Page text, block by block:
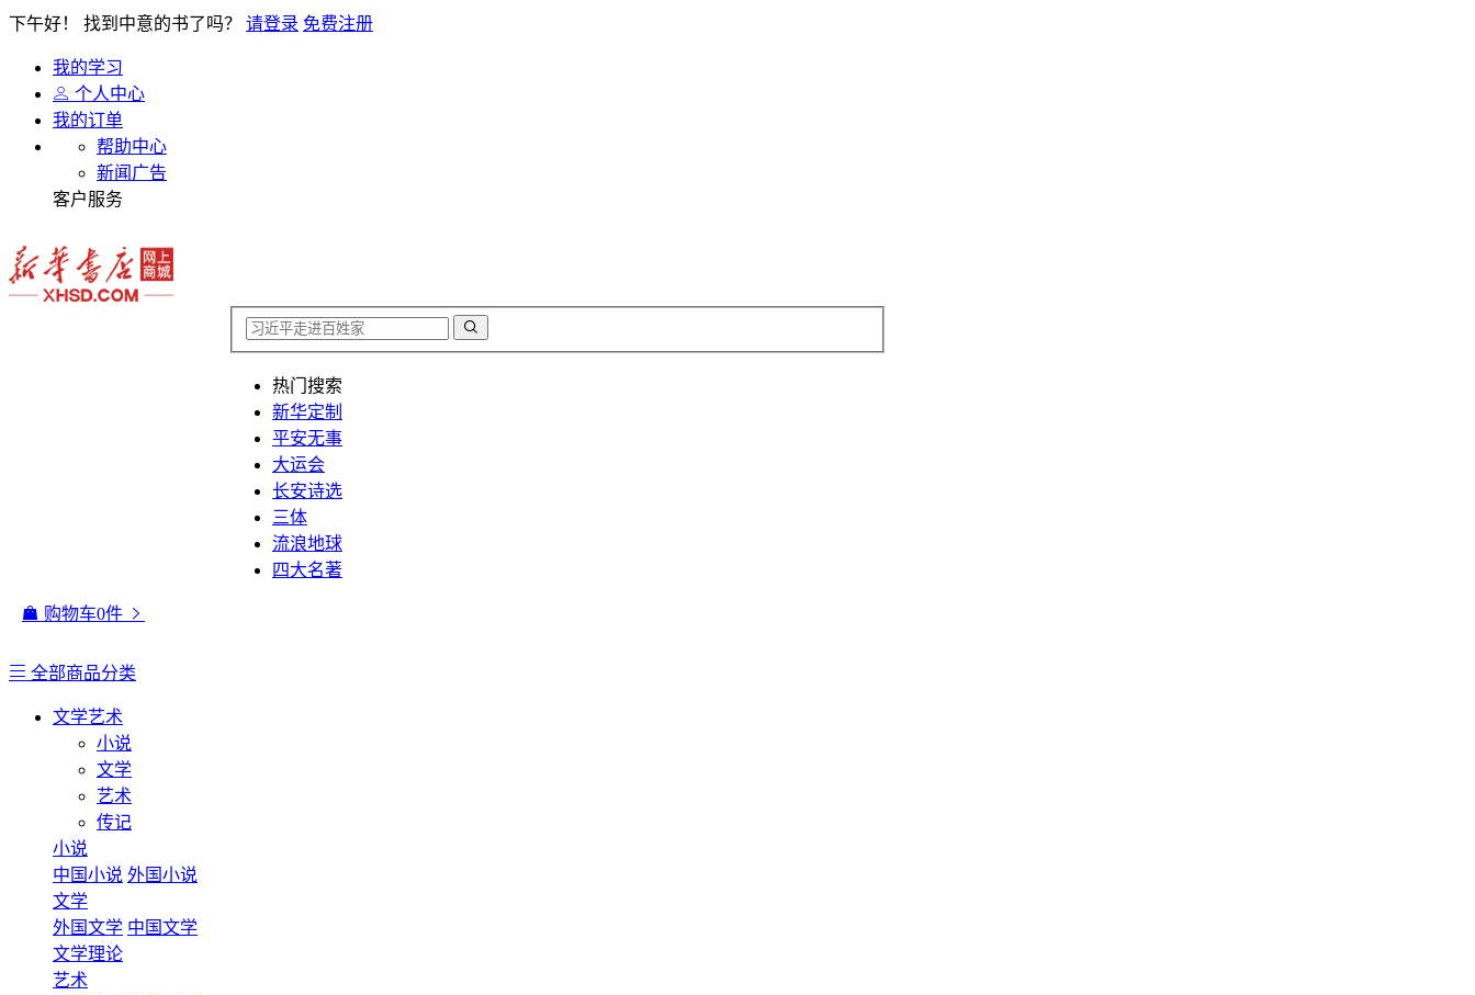
下午好！ 找到中意的书了吗？ 请登录 免费注册
我的学习
个人中心
我的订单
帮助中心
新闻广告
客户服务
热门搜索
新华定制
平安无事
大运会
长安诗选
三体
流浪地球
四大名著
购物车0件
全部商品分类
文学艺术
小说
文学
艺术
传记
小说
中国小说 外国小说
文学
外国文学 中国文学
文学理论
艺术